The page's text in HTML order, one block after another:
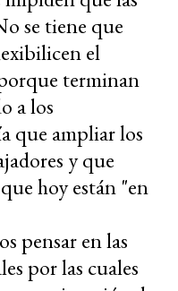
se tiene que
el
terminan
a los
que ampliar los
y que
hoy están "en
pensar en las
por las cuales